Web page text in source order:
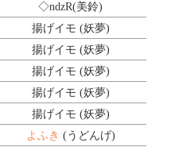
◇ndzR(美鈴)
揚げイモ (妖夢)
揚げイモ (妖夢)
揚げイモ (妖夢)
揚げイモ (妖夢)
揚げイモ (妖夢)
よふき (うどんげ)